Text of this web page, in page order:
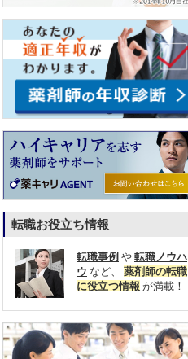
転職お役立ち情報
転職事例 や 転職ノウハ
ウ など、 薬剤師の転職
に役立つ情報 が満載！